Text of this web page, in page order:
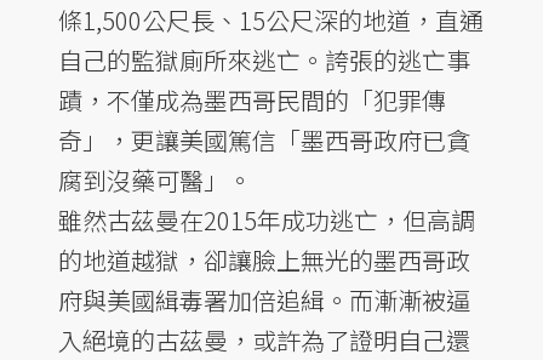
條1,500公尺長、15公尺深的地道，直通
自己的監獄廁所來逃亡。誇張的逃亡事
蹟，不僅成為墨西哥民間的「犯罪傳
奇」，更讓美國篤信「墨西哥政府已貪
腐到沒藥可醫」。
雖然古茲曼在2015年成功逃亡，但高調
的地道越獄，卻讓臉上無光的墨西哥政
府與美國緝毒署加倍追緝。而漸漸被逼
入絕境的古茲曼，或許為了證明自己還